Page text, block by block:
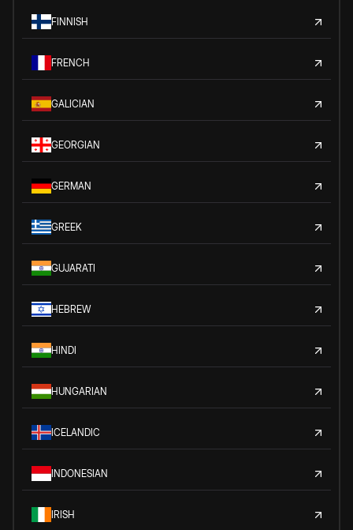
FINNISH
FRENCH
GALICIAN
GEORGIAN
GERMAN
GREEK
GUJARATI
HEBREW
HINDI
HUNGARIAN
ICELANDIC
INDONESIAN
IRISH